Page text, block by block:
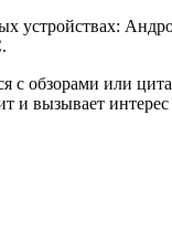
устройствах:
с обзорами или
и вызывает интерес